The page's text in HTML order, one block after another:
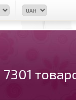
7301